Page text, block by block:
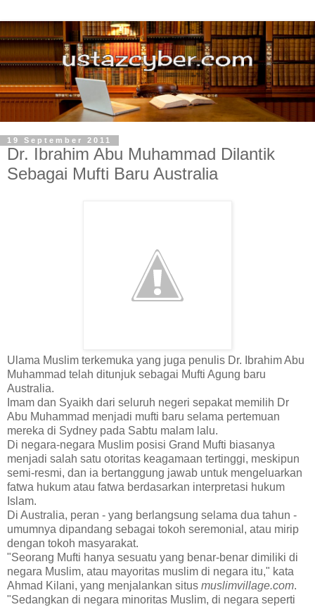
19 September 2011
Dr. Ibrahim Abu Muhammad Dilantik
Sebagai Mufti Baru Australia
Ulama Muslim terkemuka yang juga penulis Dr. Ibrahim Abu
Muhammad telah ditunjuk sebagai Mufti Agung baru
Australia.
Imam dan Syaikh dari seluruh negeri sepakat memilih Dr
Abu Muhammad menjadi mufti baru selama pertemuan
mereka di Sydney pada Sabtu malam lalu.
Di negara-negara Muslim posisi Grand Mufti biasanya
menjadi salah satu otoritas keagamaan tertinggi, meskipun
semi-resmi, dan ia bertanggung jawab untuk mengeluarkan
fatwa hukum atau fatwa berdasarkan interpretasi hukum
Islam.
Di Australia, peran - yang berlangsung selama dua tahun -
umumnya dipandang sebagai tokoh seremonial, atau mirip
dengan tokoh masyarakat.
"Seorang Mufti hanya sesuatu yang benar-benar dimiliki di
negara Muslim, atau mayoritas muslim di negara itu," kata
Ahmad Kilani, yang menjalankan situs muslimvillage.com.
"Sedangkan di negara minoritas Muslim, di negara seperti